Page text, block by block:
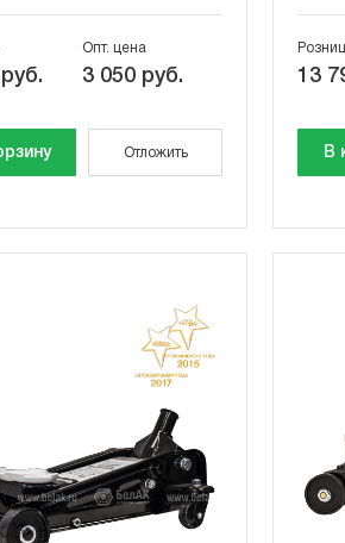
Опт. цена
3 050 руб.
Отложить
13
В